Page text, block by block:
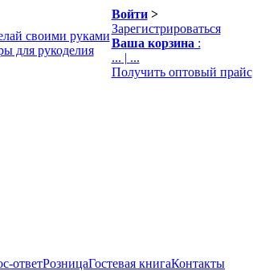
для рукоделия
Войти>
Зарегистрироваться
Ваша корзина :
... | ...
Получить оптовый прайс
ответРозницаГостевая книгаКонтакты